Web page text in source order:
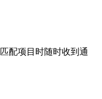
配项目时随时收到通